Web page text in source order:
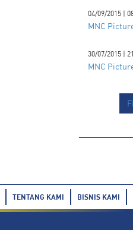
04/09/2015 |
MNC
30/07/2015 |
MNC
TENTANG KAMI BISNIS KAMI